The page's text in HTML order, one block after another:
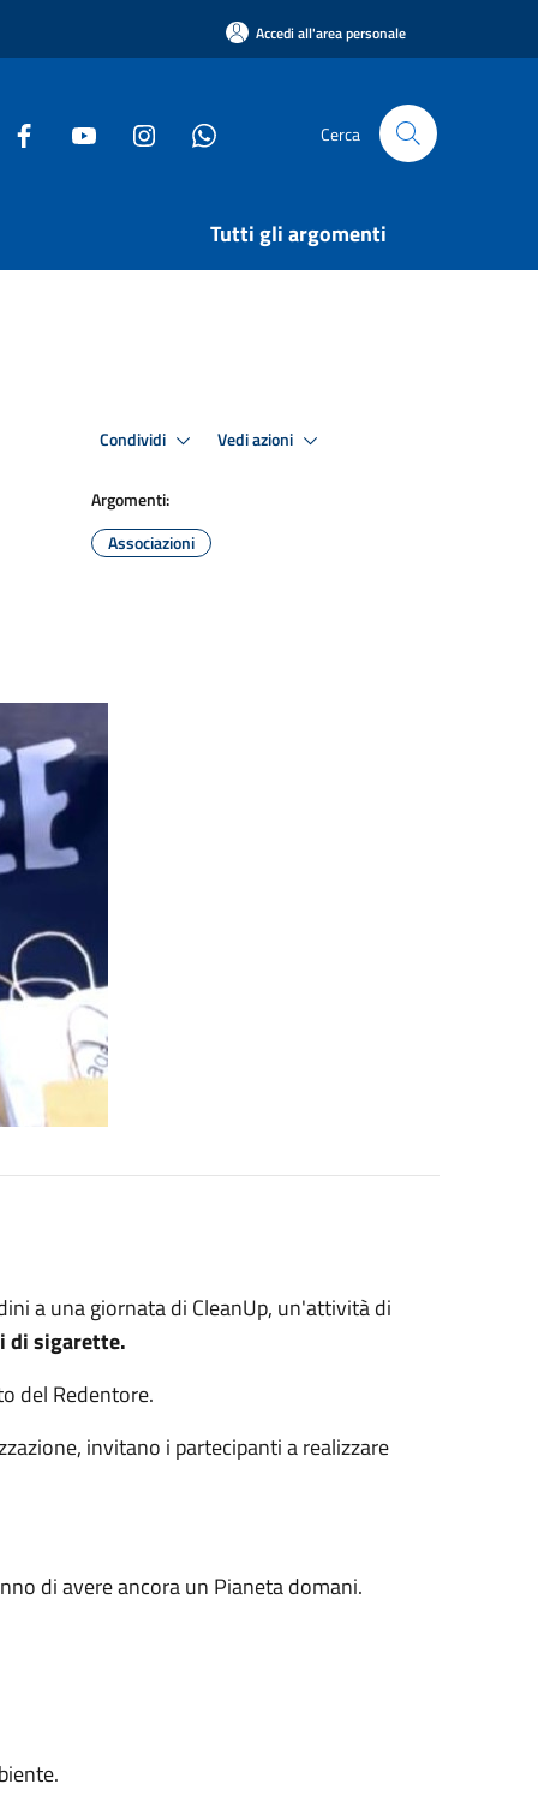
Accedi all'area personale
Cerca
Tutti gli argomenti
Condividi Vedi azioni
Argomenti:
Associazioni
a una giornata di CleanUp, un'attività di
di sigarette.
del Redentore.
invitano i partecipanti a realizzare
di avere ancora un Pianeta domani.